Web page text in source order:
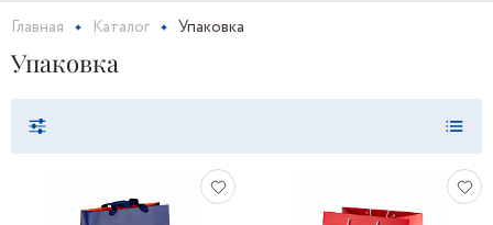
Главная Каталог Упаковка
Упаковка